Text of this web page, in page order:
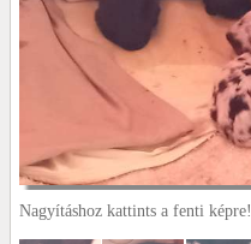
Nagyításhoz kattints a fenti képre!